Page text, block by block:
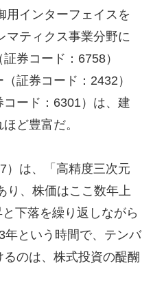
用インターフェイスを
マティクス事業分野に
券コード：6758）
証券コード：2432）
ード：6301）は、建
ど豊富だ。
は、「高精度三次元
り、株価はここ数年上
下落を繰り返しながら
年という時間で、テンバ
のは、株式投資の醍醐